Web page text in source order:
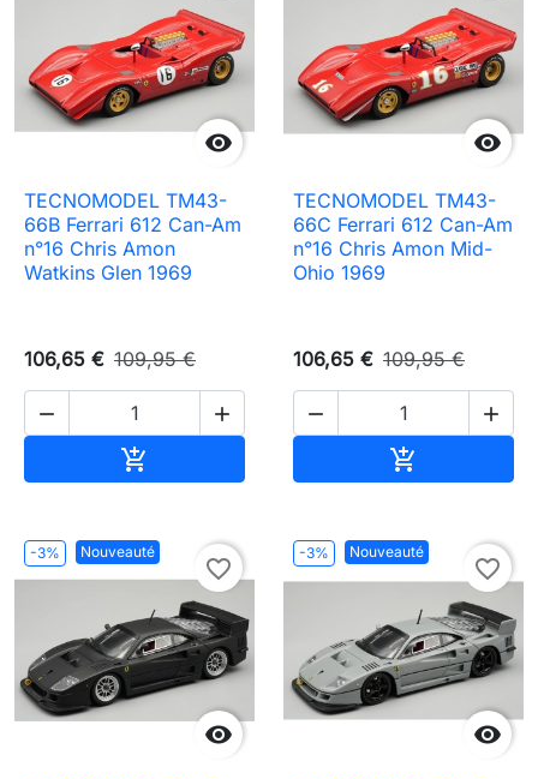

TECNOMODEL TM43-
66B Ferrari 612 Can-Am
n°16 Chris Amon
Watkins Glen 1969
106,65 € 109,95 €
 


TECNOMODEL TM43-
66C Ferrari 612 Can-Am
n°16 Chris Amon Mid-
Ohio 1969
106,65 € 109,95 €
 

-3% Nouveauté

favorite_border
-3% Nouveauté

favorite_border